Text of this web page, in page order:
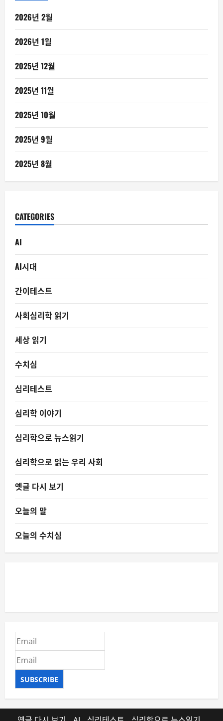
2026년 2월
2026년 1월
2025년 12월
2025년 11월
2025년 10월
2025년 9월
2025년 8월
CATEGORIES
AI
AI시대
간이테스트
사회심리학 읽기
세상 읽기
수치심
심리테스트
심리학 이야기
심리학으로 뉴스읽기
심리학으로 읽는 우리 사회
옛글 다시 보기
오늘의 말
오늘의 수치심
SUBSCRIBE